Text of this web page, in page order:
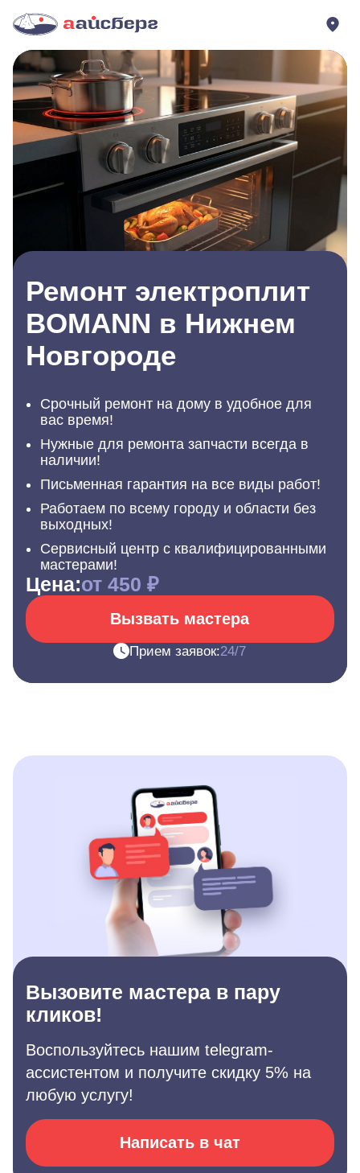
Ремонт электроплит
BOMANN в Нижнем
Новгороде
Срочный ремонт на дому в удобное для
вас время!
Нужные для ремонта запчасти всегда в
наличии!
Письменная гарантия на все виды работ!
Работаем по всему городу и области без
выходных!
Сервисный центр с квалифицированными
мастерами!
Цена:от 450 ₽
Вызвать мастера
Прием заявок:24/7
Вызовите мастера в пару
кликов!
Воспользуйтесь нашим telegram-
ассистентом и получите скидку 5% на
любую услугу!
Написать в чат